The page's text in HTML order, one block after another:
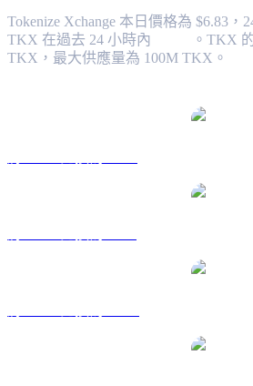
Tokenize Xchange 本日價格為 $6.83，
TKX 在過去 24 小時內
。 TKX
TKX，最大供應量為 100M TKX。